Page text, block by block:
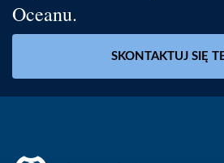
Oceanu.
SKONTAKTUJ SIĘ